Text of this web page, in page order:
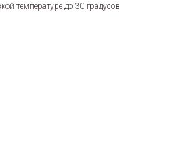
температуре до 30 градусов